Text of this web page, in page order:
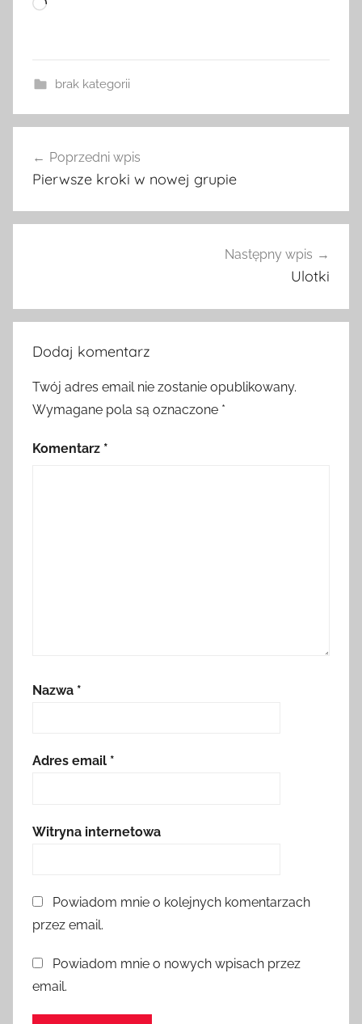
Wczytywanie…
brak kategorii
wpisu
Poprzedni wpis
Pierwsze kroki w nowej grupie
Następny wpis
Ulotki
Dodaj komentarz
Twój adres email nie zostanie opublikowany.
Wymagane pola są oznaczone *
Komentarz *
Nazwa *
Adres email *
Witryna internetowa
Powiadom mnie o kolejnych komentarzach
przez email.
Powiadom mnie o nowych wpisach przez
email.